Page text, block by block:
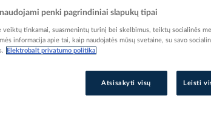
PKPB1 - PROTEC
Elektrobalt prekės kodas
EAN kodas
penki pagrindiniai slapukų tipai
veiktų tinkamai, suasmenintų turinį bei skelbimus, teiktų socialinės
informacija apie tai, kaip naudojatės mūsų svetaine, su savo
Elektrobalt privatumo politika
Atsisakyti visų Leisti